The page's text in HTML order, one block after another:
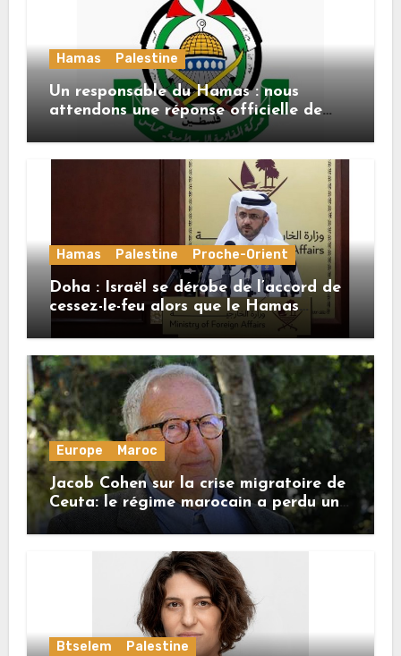
Hamas Palestine
Un responsable du Hamas : nous
attendons une réponse officielle de
Mladenov concernant la feuille de
route de la deuxième phase de l’accord
Hamas Palestine Proche-Orient
Doha : Israël se dérobe de l’accord de
cessez-le-feu alors que le Hamas
honore ses engagements
Europe Maroc
Jacob Cohen sur la crise migratoire de
Ceuta: le régime marocain a perdu une
bonne part de sa crédibilité vis-à-vis
de l’Union européenne
Btselem Palestine